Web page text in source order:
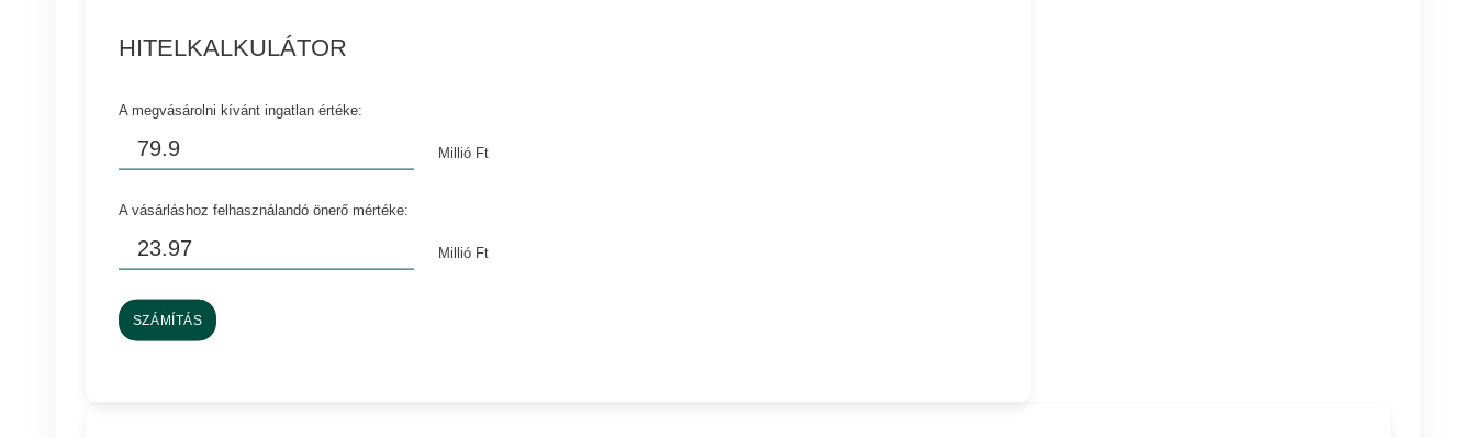
HITELKALKULÁTOR
A megvásárolni kívánt ingatlan értéke:
Millió Ft
A vásárláshoz felhasználandó önerő mértéke:
Millió Ft
SZÁMÍTÁS